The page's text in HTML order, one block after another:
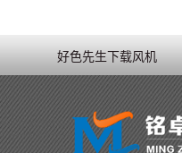
好色先生下载风机